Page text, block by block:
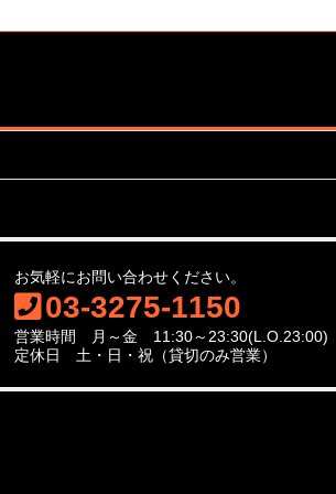
お気軽にお問い合わせください。
03-3275-1150
営業時間 月～金 11:30～23:30(L.O.23:00)
定休日 土・日・祝（貸切のみ営業）